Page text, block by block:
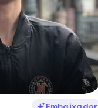
Embaixador